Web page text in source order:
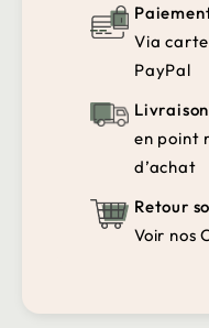
Via
PayPal
en point
d’achat
Retour
Voir nos